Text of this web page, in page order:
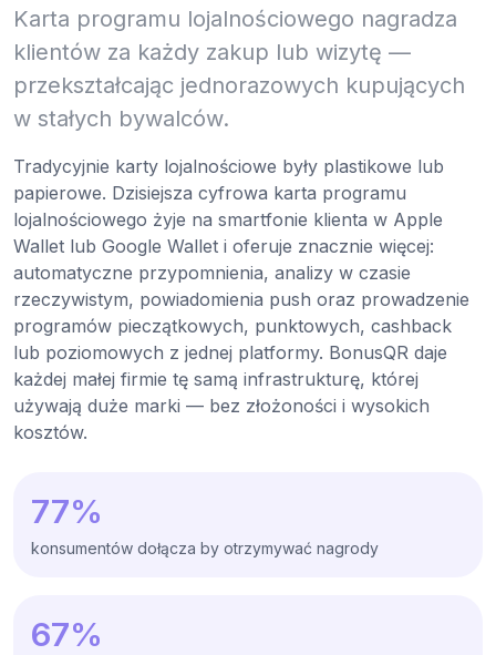
Karta programu lojalnościowego nagradza
klientów za każdy zakup lub wizytę —
przekształcając jednorazowych kupujących
w stałych bywalców.
Tradycyjnie karty lojalnościowe były plastikowe lub
papierowe. Dzisiejsza cyfrowa karta programu
lojalnościowego żyje na smartfonie klienta w Apple
Wallet lub Google Wallet i oferuje znacznie więcej:
automatyczne przypomnienia, analizy w czasie
rzeczywistym, powiadomienia push oraz prowadzenie
programów pieczątkowych, punktowych, cashback
lub poziomowych z jednej platformy. BonusQR daje
każdej małej firmie tę samą infrastrukturę, której
używają duże marki — bez złożoności i wysokich
kosztów.
77%
konsumentów dołącza by otrzymywać nagrody
67%